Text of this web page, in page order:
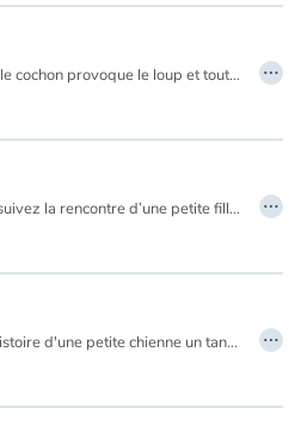
Dans Looping, le cochon provoque le loup et tout se retrouve sens dessus dessous ! …
Avec Li-Loup, suivez la rencontre d’une petite fille et d’un loup. …
Chipie, c'est l'histoire d'une petite chienne un tantinet crâneuse confrontée à une pie voleuse ! …